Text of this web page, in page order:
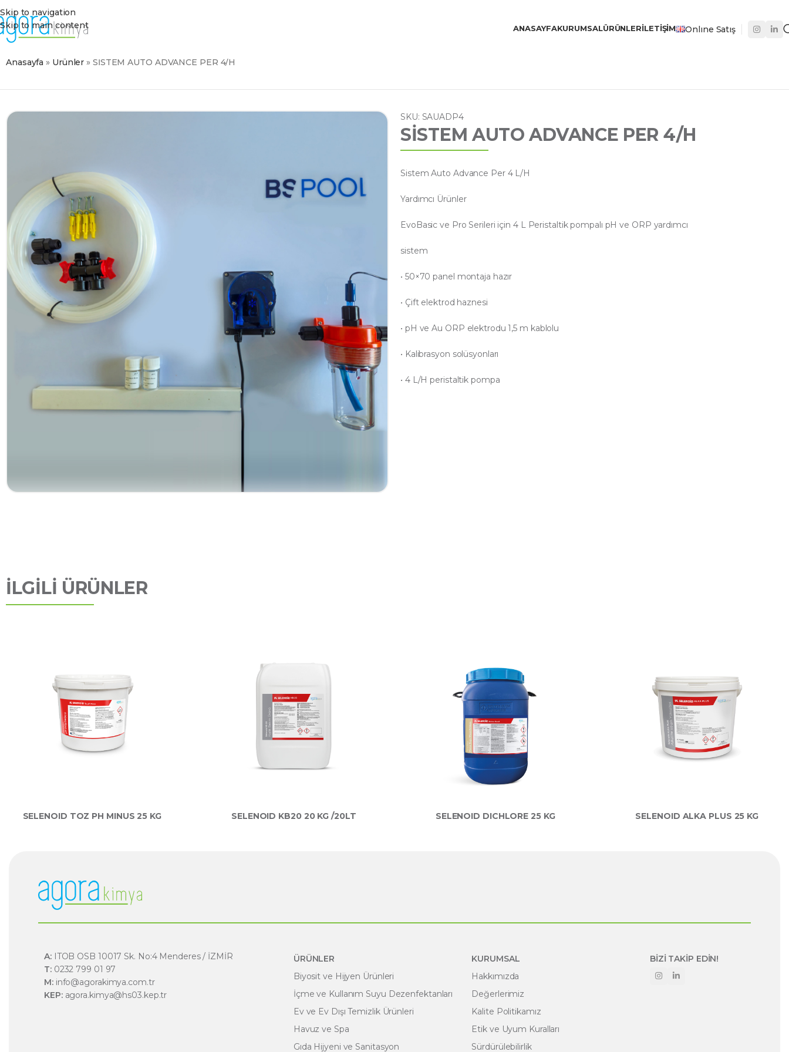
Skip to navigation
Skip to main content
ANASAYFAKURUMSALÜRÜNLERİLETIŞIM Onlıne Satış
Anasayfa » Ürünler » SİSTEM AUTO ADVANCE PER 4/H
SKU: SAUADP4
SİSTEM AUTO ADVANCE PER 4/H
Sistem Auto Advance Per 4 L/H
Yardımcı Ürünler
EvoBasic ve Pro Serileri için 4 L Peristaltik pompalı pH ve ORP yardımcı
sistem
• 50×70 panel montaja hazır
• Çift elektrod haznesi
• pH ve Au ORP elektrodu 1,5 m kablolu
• Kalibrasyon solüsyonları
• 4 L/H peristaltik pompa
İLGİLİ ÜRÜNLER
SELENOID TOZ PH MINUS 25 KG SELENOID KB20 20 KG /20LT SELENOID DICHLORE 25 KG SELENOID ALKA PLUS 25 KG
A:ITOB OSB 10017 Sk. No:4 Menderes / İZMİR
T:0232 799 01 97
M:info@agorakimya.com.tr
KEP:agora.kimya@hs03.kep.tr
ÜRÜNLER
Biyosit ve Hijyen Ürünleri
İçme ve Kullanım Suyu Dezenfektanları
Ev ve Ev Dışı Temizlik Ürünleri
Havuz ve Spa
Gıda Hijyeni ve Sanitasyon
KURUMSAL
Hakkımızda
Değerlerimiz
Kalite Politikamız
Etik ve Uyum Kuralları
Sürdürülebilirlik
BİZİ TAKİP EDİN!